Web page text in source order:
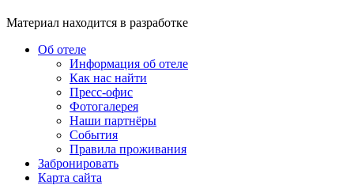
Материал находится в разработке
Об отеле
Информация об отеле
Как нас найти
Пресс-офис
Фотогалерея
Наши партнёры
События
Правила проживания
Забронировать
Карта сайта